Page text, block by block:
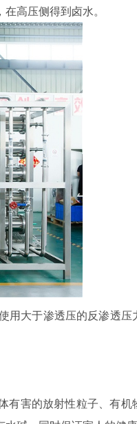
高压侧得到卤水。
用大于渗透压的反渗透压
害的放射性粒子、有机